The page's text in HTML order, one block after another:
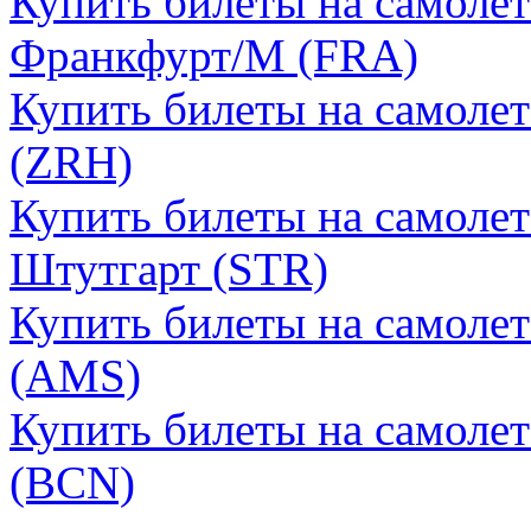
Франкфурт/М (FRA)
Купить билеты на
(ZRH)
Купить билеты на
Штутгарт (STR)
Купить билеты на
(AMS)
Купить билеты на
(BCN)